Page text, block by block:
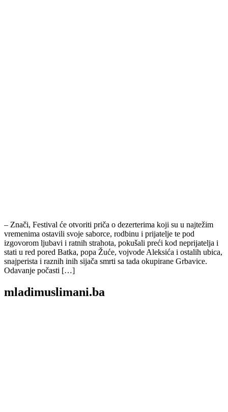
– Znači, Festival će otvoriti priča o dezerterima koji su u najtežim
vremenima ostavili svoje saborce, rodbinu i prijatelje te pod
izgovorom ljubavi i ratnih strahota, pokušali preći kod neprijatelja i
stati u red pored Batka, popa Žuće, vojvode Aleksića i ostalih ubica,
snajperista i raznih inih sijača smrti sa tada okupirane Grbavice.
Odavanje počasti […]
mladimuslimani.ba